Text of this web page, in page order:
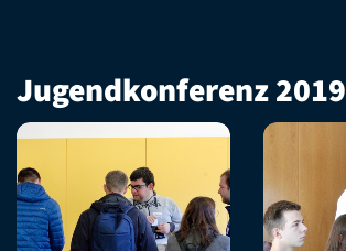
Jugendkonferenz 2019